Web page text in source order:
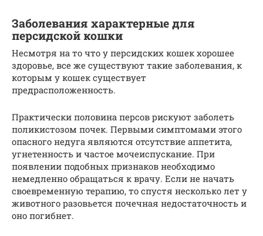
Заболевания характерные для
персидской кошки
Несмотря на то что у персидских кошек хорошее
здоровье, все же существуют такие заболевания, к
которым у кошек существует
предрасположенность.
Практически половина персов рискуют заболеть
поликистозом почек. Первыми симптомами этого
опасного недуга являются отсутствие аппетита,
угнетенность и частое мочеиспускание. При
появлении подобных признаков необходимо
немедленно обращаться к врачу. Если не начать
своевременную терапию, то спустя несколько лет у
животного разовьется почечная недостаточность и
оно погибнет.